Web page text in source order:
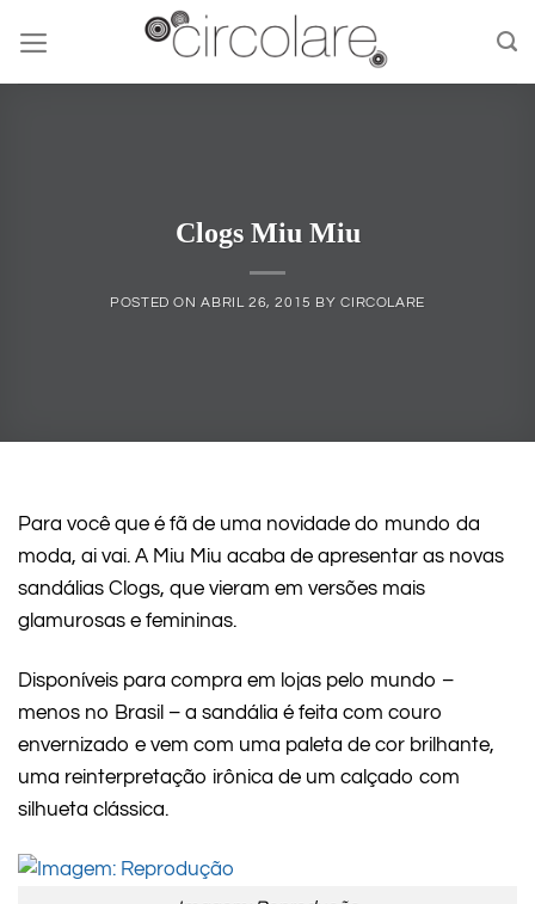
content
Clogs Miu Miu
POSTED ONABRIL 26, 2015 BYCIRCOLARE
Para você que é fã de uma novidade do mundo da
moda, ai vai. A Miu Miu acaba de apresentar as novas
sandálias Clogs, que vieram em versões mais
glamurosas e femininas.
Disponíveis para compra em lojas pelo mundo –
menos no Brasil – a sandália é feita com couro
envernizado e vem com uma paleta de cor brilhante,
uma reinterpretação irônica de um calçado com
silhueta clássica.